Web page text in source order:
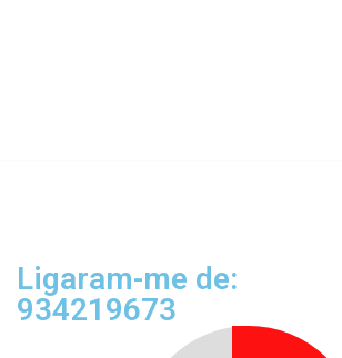
Ligaram-me de:
934219673